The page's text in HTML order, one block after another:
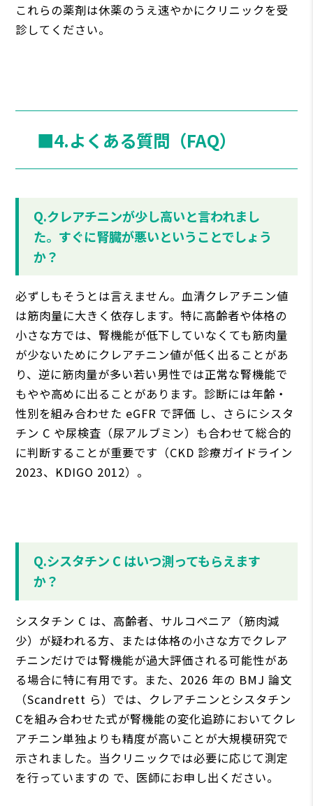
これらの薬剤は休薬のうえ速やかにクリニックを受
診してください。
■4.よくある質問（FAQ）
Q.クレアチニンが少し⾼いと⾔われまし
た。すぐに腎臓が悪いということでしょう
か？
必ずしもそうとは⾔えません。⾎清クレアチニン値
は筋⾁量に⼤きく依存します。特に⾼齢者や体格の
⼩さな⽅では、腎機能が低下していなくても筋⾁量
が少ないためにクレアチニン値が低く出ることがあ
り、逆に筋⾁量が多い若い男性では正常な腎機能で
もやや⾼めに出ることがあります。診断には年齢・
性別を組み合わせた eGFR で評価 し、さらにシスタ
チン C や尿検査（尿アルブミン）も合わせて総合的
に判断することが重要です（CKD 診療ガイドライン
2023、KDIGO 2012）。
Q.シスタチン C はいつ測ってもらえます
か？
シスタチン C は、⾼齢者、サルコペニア（筋⾁減
少）が疑われる⽅、または体格の⼩さな⽅でクレア
チニンだけでは腎機能が過⼤評価される可能性があ
る場合に特に有⽤です。また、2026 年の BMJ 論⽂
（Scandrett ら）では、クレアチニンとシスタチン
Cを組み合わせた式が腎機能の変化追跡においてクレ
アチニン単独よりも精度が⾼いことが⼤規模研究で
⽰されました。当クリニックでは必要に応じて測定
を⾏っていますの で、医師にお申し出ください。